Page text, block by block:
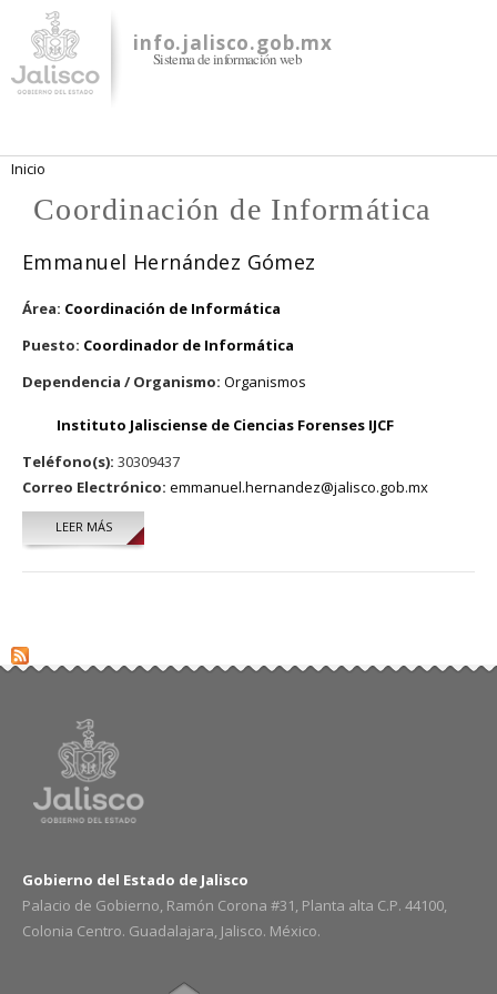
contenido
principal
info.jalisco.gob.mx
Sistema de información web
Se encuentra usted aquí
Inicio
Coordinación de Informática
Emmanuel Hernández Gómez
Área: Coordinación de Informática
Puesto: Coordinador de Informática
Dependencia / Organismo: Organismos
Instituto Jalisciense de Ciencias Forenses IJCF
Teléfono(s): 30309437
Correo Electrónico: emmanuel.hernandez@jalisco.gob.mx
LEER MÁSSOBRE EMMANUEL HERNÁNDEZ GÓMEZ
Gobierno del Estado de Jalisco
Palacio de Gobierno, Ramón Corona #31, Planta alta C.P. 44100,
Colonia Centro. Guadalajara, Jalisco. México.